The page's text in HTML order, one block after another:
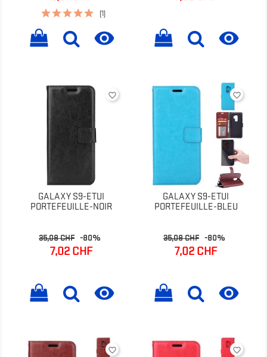
base
(1)

base

GALAXY S9-ETUI
PORTEFEUILLE-NOIR
Prix
base
35,08 CHF -80%
7,02 CHF

favorite_border
GALAXY S9-ETUI
PORTEFEUILLE-BLEU
Prix
base
35,08 CHF -80%
7,02 CHF

favorite_border
favorite_border favorite_border